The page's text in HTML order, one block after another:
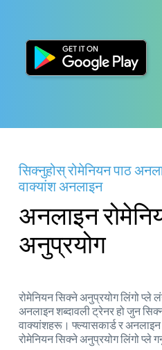
सिक्नुहोस् रोमेनियन पाठ
वाक्यांश अनलाइन
अनलाइन
अनुप्रयोग
रोमेनियन सिक्ने अनुप्रयोग लिंगो प्ले
अनलाइन शब्दावली ट्रेनर हो जुन
वाक्यांशहरू। फ्ल्यासकार्ड र
रोमेनियन सिक्ने अनुप्रयोग लिंगो प्ले